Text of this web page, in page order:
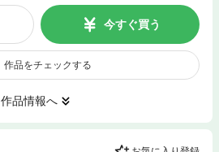
今すぐ買う
作品をチェックする
作品情報へ